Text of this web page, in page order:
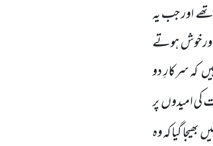
اور جب یہ
خوش ہوتے
کہ سرکارِ دو
کی امیدوںپر
بھیجا گیا کہ وہ